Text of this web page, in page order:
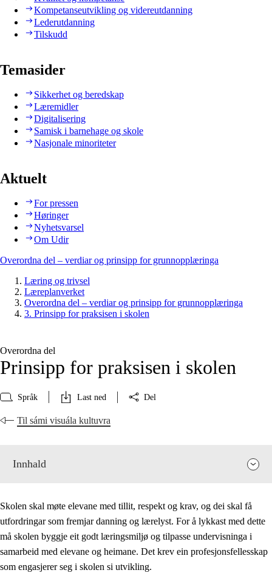
Kompetanseutvikling og videreutdanning
Lederutdanning
Tilskudd
Temasider
Sikkerhet og beredskap
Læremidler
Digitalisering
Samisk i barnehage og skole
Nasjonale minoriteter
Aktuelt
For pressen
Høringer
Nyhetsvarsel
Om Udir
Overordna del – verdiar og prinsipp for grunnopplæringa
Læring og trivsel
Læreplanverket
Overordna del – verdiar og prinsipp for grunnopplæringa
3. Prinsipp for praksisen i skolen
Overordna del
Prinsipp for praksisen i skolen
Språk Last ned Del
Til sámi visuála kultuvra
Innhald
Skolen skal møte elevane med tillit, respekt og krav, og dei skal få
utfordringar som fremjar danning og lærelyst. For å lykkast med dette
må skolen byggje eit godt læringsmiljø og tilpasse undervisninga i
samarbeid med elevane og heimane. Det krev ein profesjonsfellesskap
som engasjerer seg i skolen si utvikling.